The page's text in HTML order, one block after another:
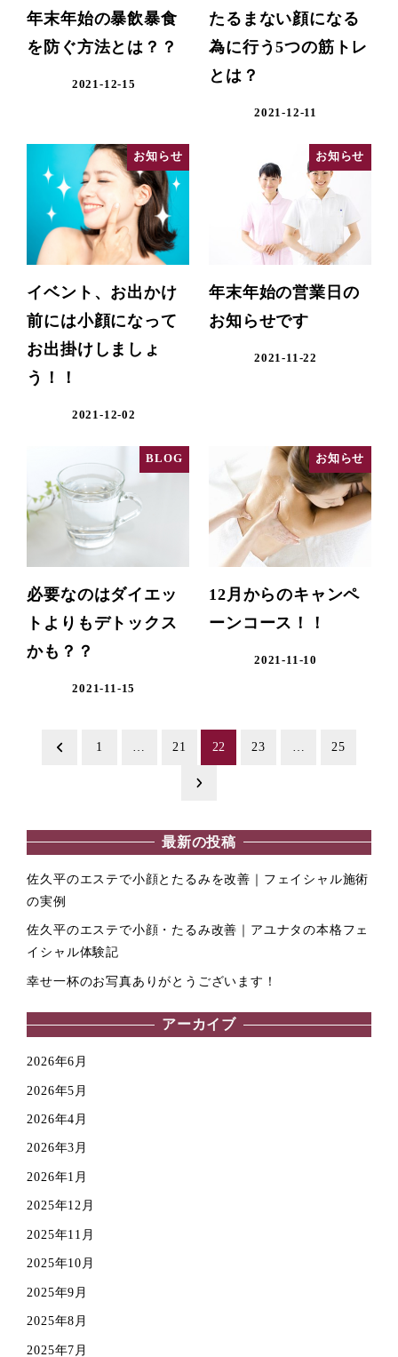
年末年始の暴飲暴食
を防ぐ方法とは？？
2021-12-15
たるまない顔になる
為に行う5つの筋トレ
とは？
2021-12-11
お知らせ
イベント、お出かけ
前には小顔になって
お出掛けしましょ
う！！
2021-12-02
お知らせ
年末年始の営業日の
お知らせです
2021-11-22
BLOG
必要なのはダイエッ
トよりもデトックス
かも？？
2021-11-15
お知らせ
12月からのキャンペ
ーンコース！！
2021-11-10
ペ
ー
ジ
送
1 21 22 23 25
最新の投稿
佐久平のエステで小顔とたるみを改善｜フェイシャル施術
の実例
佐久平のエステで小顔・たるみ改善｜アユナタの本格フェ
イシャル体験記
幸せ一杯のお写真ありがとうございます！
アーカイブ
2026年6月
2026年5月
2026年4月
2026年3月
2026年1月
2025年12月
2025年11月
2025年10月
2025年9月
2025年8月
2025年7月